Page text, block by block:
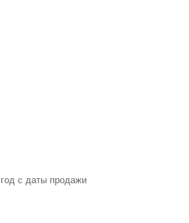
с даты продажи